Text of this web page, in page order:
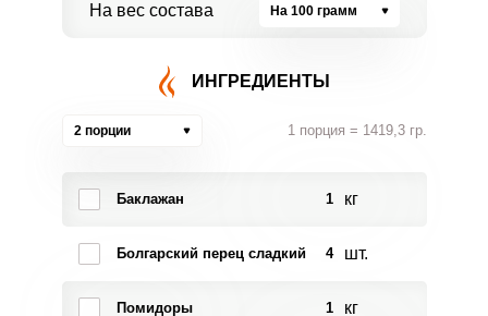
На вес состава На 100 грамм
ИНГРЕДИЕНТЫ
2 порции 1 порция = 1419,3 гр.
Баклажан 1 кг
Болгарский перец сладкий 4 шт.
Помидоры 1 кг